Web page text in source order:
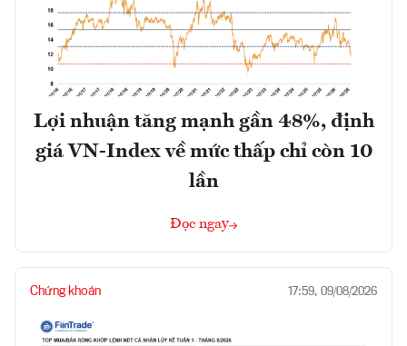
Lợi nhuận tăng mạnh gần 48%, định
giá VN-Index về mức thấp chỉ còn 10
lần
Đọc ngay
Chứng khoán 17:59, 09/08/2026